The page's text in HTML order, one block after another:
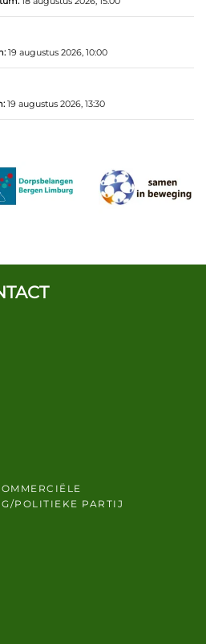
19 augustus 2026, 10:00
19 augustus 2026, 13:30
POLITIEKE PARTIJ